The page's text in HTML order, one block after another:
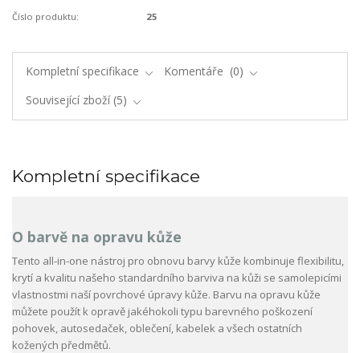
Číslo produktu: 25
Kompletní specifikace Komentáře
0
Související zboží 5
Kompletní specifikace
O barvě na opravu kůže
Tento all-in-one nástroj pro obnovu barvy kůže kombinuje flexibilitu,
krytí a kvalitu našeho standardního barviva na kůži se samolepicími
vlastnostmi naší povrchové úpravy kůže. Barvu na opravu kůže
můžete použít k opravě jakéhokoli typu barevného poškození
pohovek, autosedaček, oblečení, kabelek a všech ostatních
kožených předmětů.